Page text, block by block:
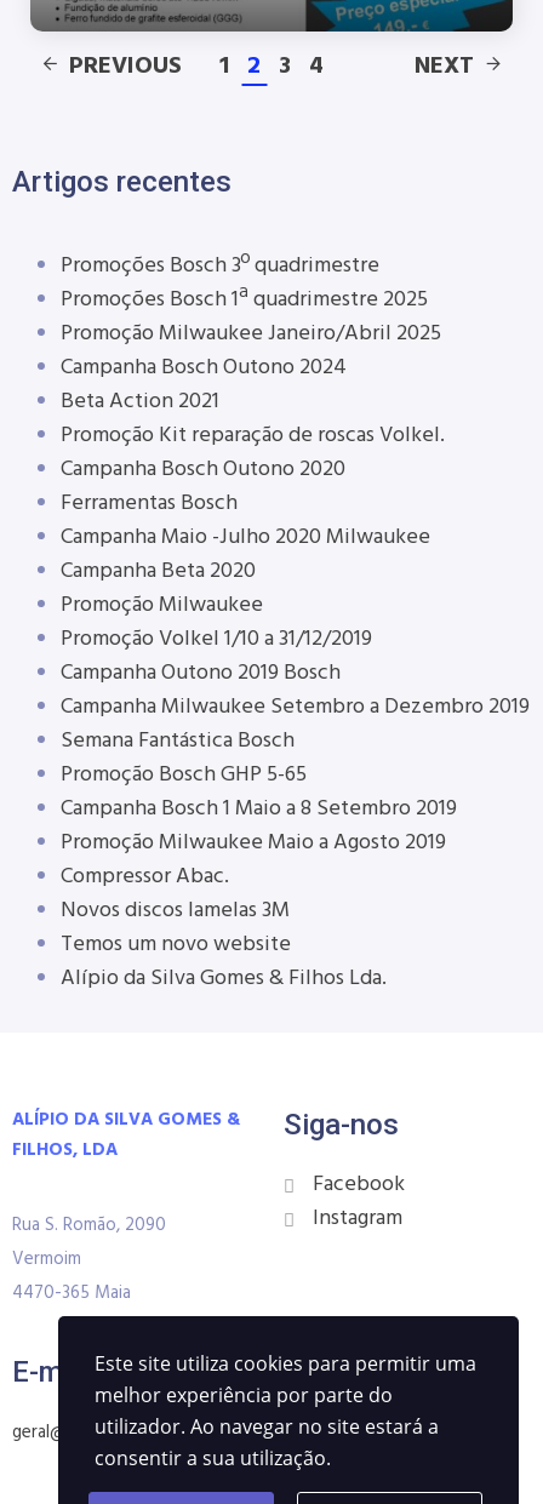
PREVIOUS 1 2 3 4 NEXT
Artigos recentes
Promoções Bosch 3º quadrimestre
Promoções Bosch 1ª quadrimestre 2025
Promoção Milwaukee Janeiro/Abril 2025
Campanha Bosch Outono 2024
Beta Action 2021
Promoção Kit reparação de roscas Volkel.
Campanha Bosch Outono 2020
Ferramentas Bosch
Campanha Maio -Julho 2020 Milwaukee
Campanha Beta 2020
Promoção Milwaukee
Promoção Volkel 1/10 a 31/12/2019
Campanha Outono 2019 Bosch
Campanha Milwaukee Setembro a Dezembro 2019
Semana Fantástica Bosch
Promoção Bosch GHP 5-65
Campanha Bosch 1 Maio a 8 Setembro 2019
Promoção Milwaukee Maio a Agosto 2019
Compressor Abac.
Novos discos lamelas 3M
Temos um novo website
Alípio da Silva Gomes & Filhos Lda.
ALÍPIO DA SILVA GOMES &
FILHOS, LDA
Rua S. Romão, 2090
Vermoim
4470-365 Maia
Siga-nos
Facebook
Instagram
E-mail
geral@alipiogomes.pt
Contactos
229414027
229482487
Este site utiliza cookies para permitir uma
melhor experiência por parte do
utilizador. Ao navegar no site estará a
consentir a sua utilização.